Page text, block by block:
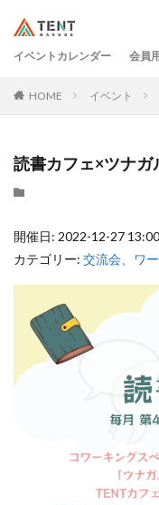
イベントカレンダー 会員
HOME イベント
読書カフェ×ツナガ
開催日: 2022-12-27
カテゴリー: 交流会、ワ